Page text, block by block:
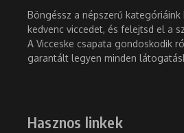
Böngéssz a népszerű
kedvenc viccedet, és felejtsd el a
A Vicceske csapata gondoskodik
garantált legyen minden
Hasznos linkek